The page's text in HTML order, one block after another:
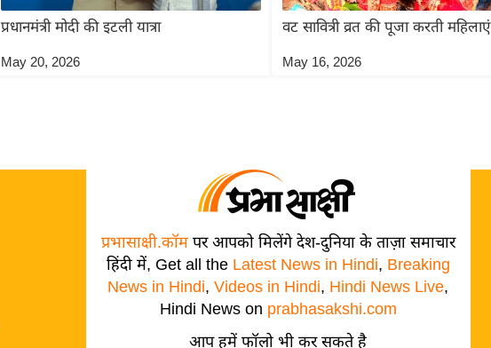
प्रधानमंत्री मोदी की इटली यात्रा
May 20, 2026
वट सावित्री व्रत की पूजा करती महिलाएं
May 16, 2026
प्रभासाक्षी.कॉमपर आपको मिलेंगे देश-दुनिया के ताज़ा समाचार
हिंदी में, Get all the Latest News in Hindi, Breaking
News in Hindi,Videos in Hindi, Hindi News Live,
Hindi News on prabhasakshi.com
आप हमें फॉलो भी कर सकते है